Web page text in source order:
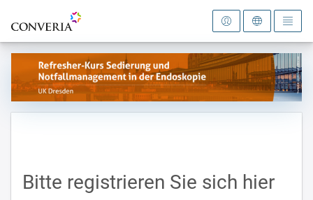
Zur Startseite
Bitte registrieren Sie sich hier